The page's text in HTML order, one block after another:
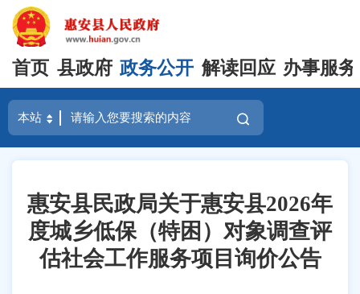
首页 县政府 政务公开 解读回应 办事服务
惠安县民政局关于惠安县2026年
度城乡低保（特困）对象调查评
估社会工作服务项目询价公告